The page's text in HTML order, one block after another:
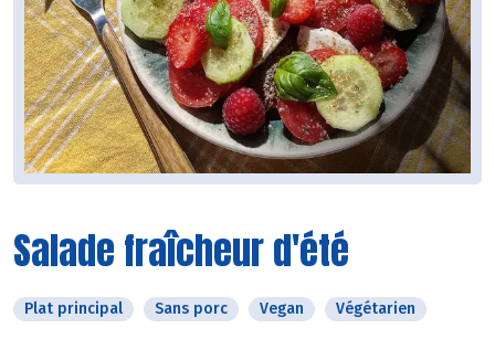
Salade fraîcheur d'été
Plat principal Sans porc Vegan Végétarien